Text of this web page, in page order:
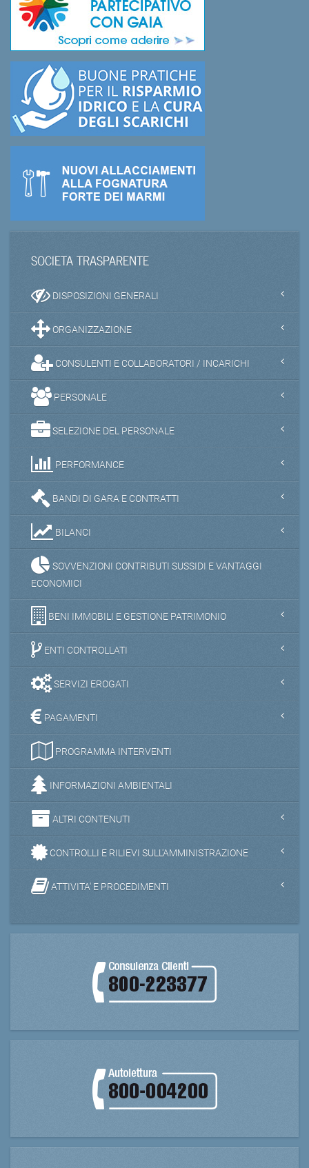
SOCIETA TRASPARENTE
DISPOSIZIONI GENERALI
ORGANIZZAZIONE
CONSULENTI E COLLABORATORI / INCARICHI
PERSONALE
SELEZIONE DEL PERSONALE
PERFORMANCE
BANDI DI GARA E CONTRATTI
BILANCI
SOVVENZIONI CONTRIBUTI SUSSIDI E VANTAGGI
ECONOMICI
BENI IMMOBILI E GESTIONE PATRIMONIO
ENTI CONTROLLATI
SERVIZI EROGATI
PAGAMENTI
PROGRAMMA INTERVENTI
INFORMAZIONI AMBIENTALI
ALTRI CONTENUTI
CONTROLLI E RILIEVI SULL'AMMINISTRAZIONE
ATTIVITA' E PROCEDIMENTI